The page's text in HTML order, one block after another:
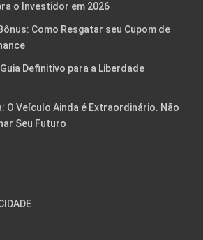
o Investidor em 2026
Como Resgatar seu Cupom de
Definitivo para a Liberdade
O Veículo Ainda é Extraordinário. Não
Seu Futuro